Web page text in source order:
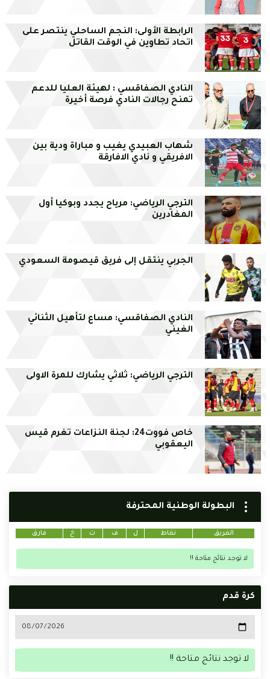
الرابطة الأولى: النجم الساحلي ينتصر على
اتحاد تطاوين في الوقت القاتل
النادي الصفاقسي : لهيئة العليا للدعم
تمنح رجالات النادي فرصة أخيرة
شهاب العبيدي يغيب و مباراة ودية بين
الافريقي و نادي الافارقة
الترجي الرياضي: مرياح يجدد وبوكيا أول
المغادرين
الجربي ينتقل إلى فريق قيصومة السعودي
النادي الصفاقسي: مساع لتأهيل الثنائي
الغيني
الترجي الرياضي: ثلاثي يشارك للمرة الاولى
خاص فووت24: لجنة النزاعات تغرم قيس
اليعقوبي
البطولة الوطنية المحترفة
الفريق نقاط ل ف ت خ فارق
لا توجد نتائج متاحة !!
كرة قدم
لا توجد نتائج متاحة !!